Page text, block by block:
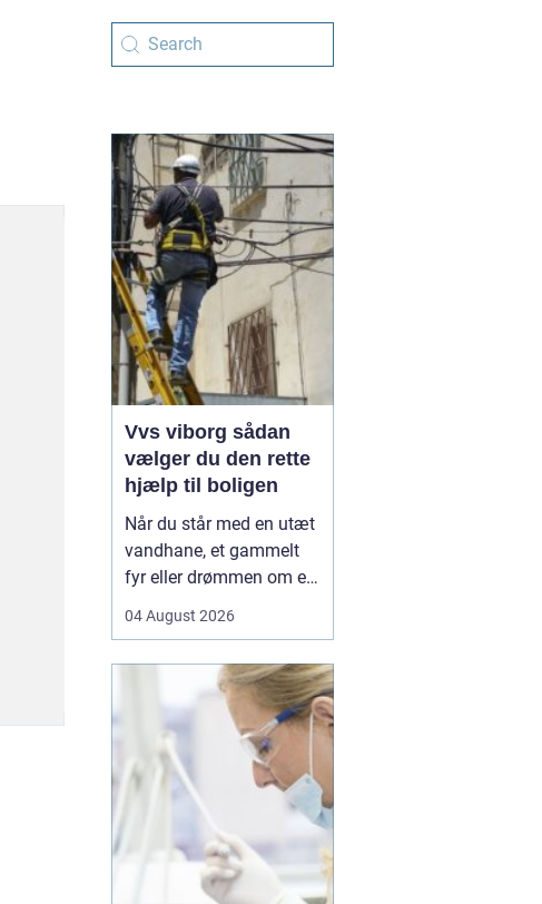
Vvs viborg sådan
vælger du den rette
hjælp til boligen
Når du står med en utæt
vandhane, et gammelt
fyr eller drømmen om et
dygtig VVSer være
løsning og en dyr
langtidsskade. I Viborg
og omegn findes der
mange fagfolk, men
hvordan sikrer du dig, at
04 August 2026